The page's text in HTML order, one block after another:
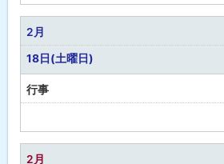
定
な
し
2月
18日(土曜日)
行事
定
な
2月